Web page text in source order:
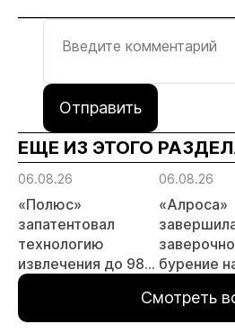
Отправить
ЕЩЕ ИЗ ЭТОГО
06.08.26
«Полюс»
запатентовал
технологию
извлечения до 98%
золота из
металлургического
шлака
06.08.26
«Алроса»
бурение
Дегдекан
Смотреть